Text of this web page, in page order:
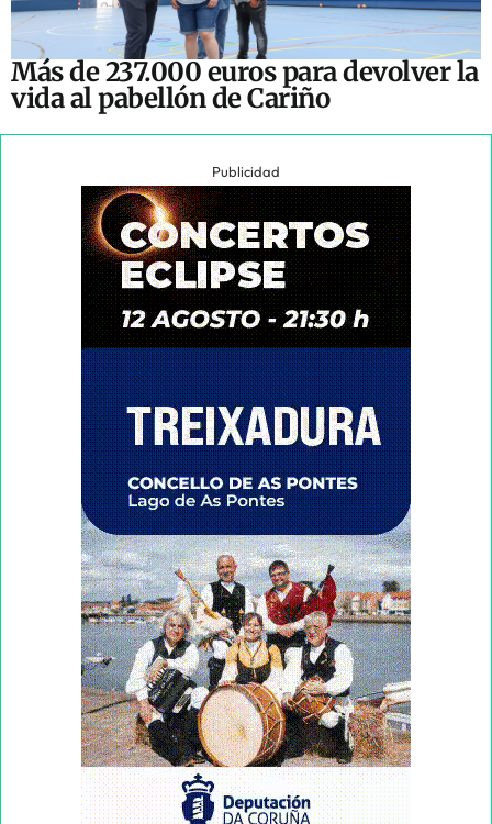
Más de 237.000 euros para devolver la
vida al pabellón de Cariño
Publicidad